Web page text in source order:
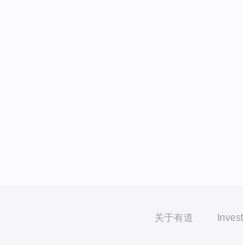
关于有道